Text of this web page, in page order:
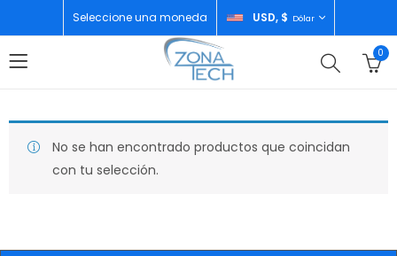
Seleccione una moneda USD, $ Dólar
0
No se han encontrado productos que coincidan
con tu selección.